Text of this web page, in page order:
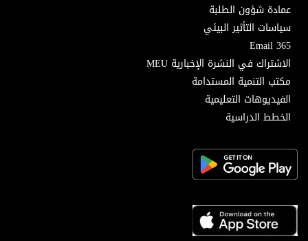
عمادة شؤون الطلبة
سياسات التأثير البيئي
Email 365
الاشتراك في النشرة الإخبارية MEU
مكتب التنمية المستدامة
الفيديوهات التعليمية
الخطط الدراسية